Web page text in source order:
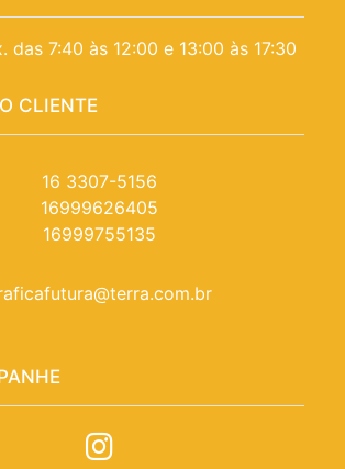
das 7:40 às 12:00 e 13:00 às 17:30
CLIENTE
16 3307-5156
16999626405
16999755135